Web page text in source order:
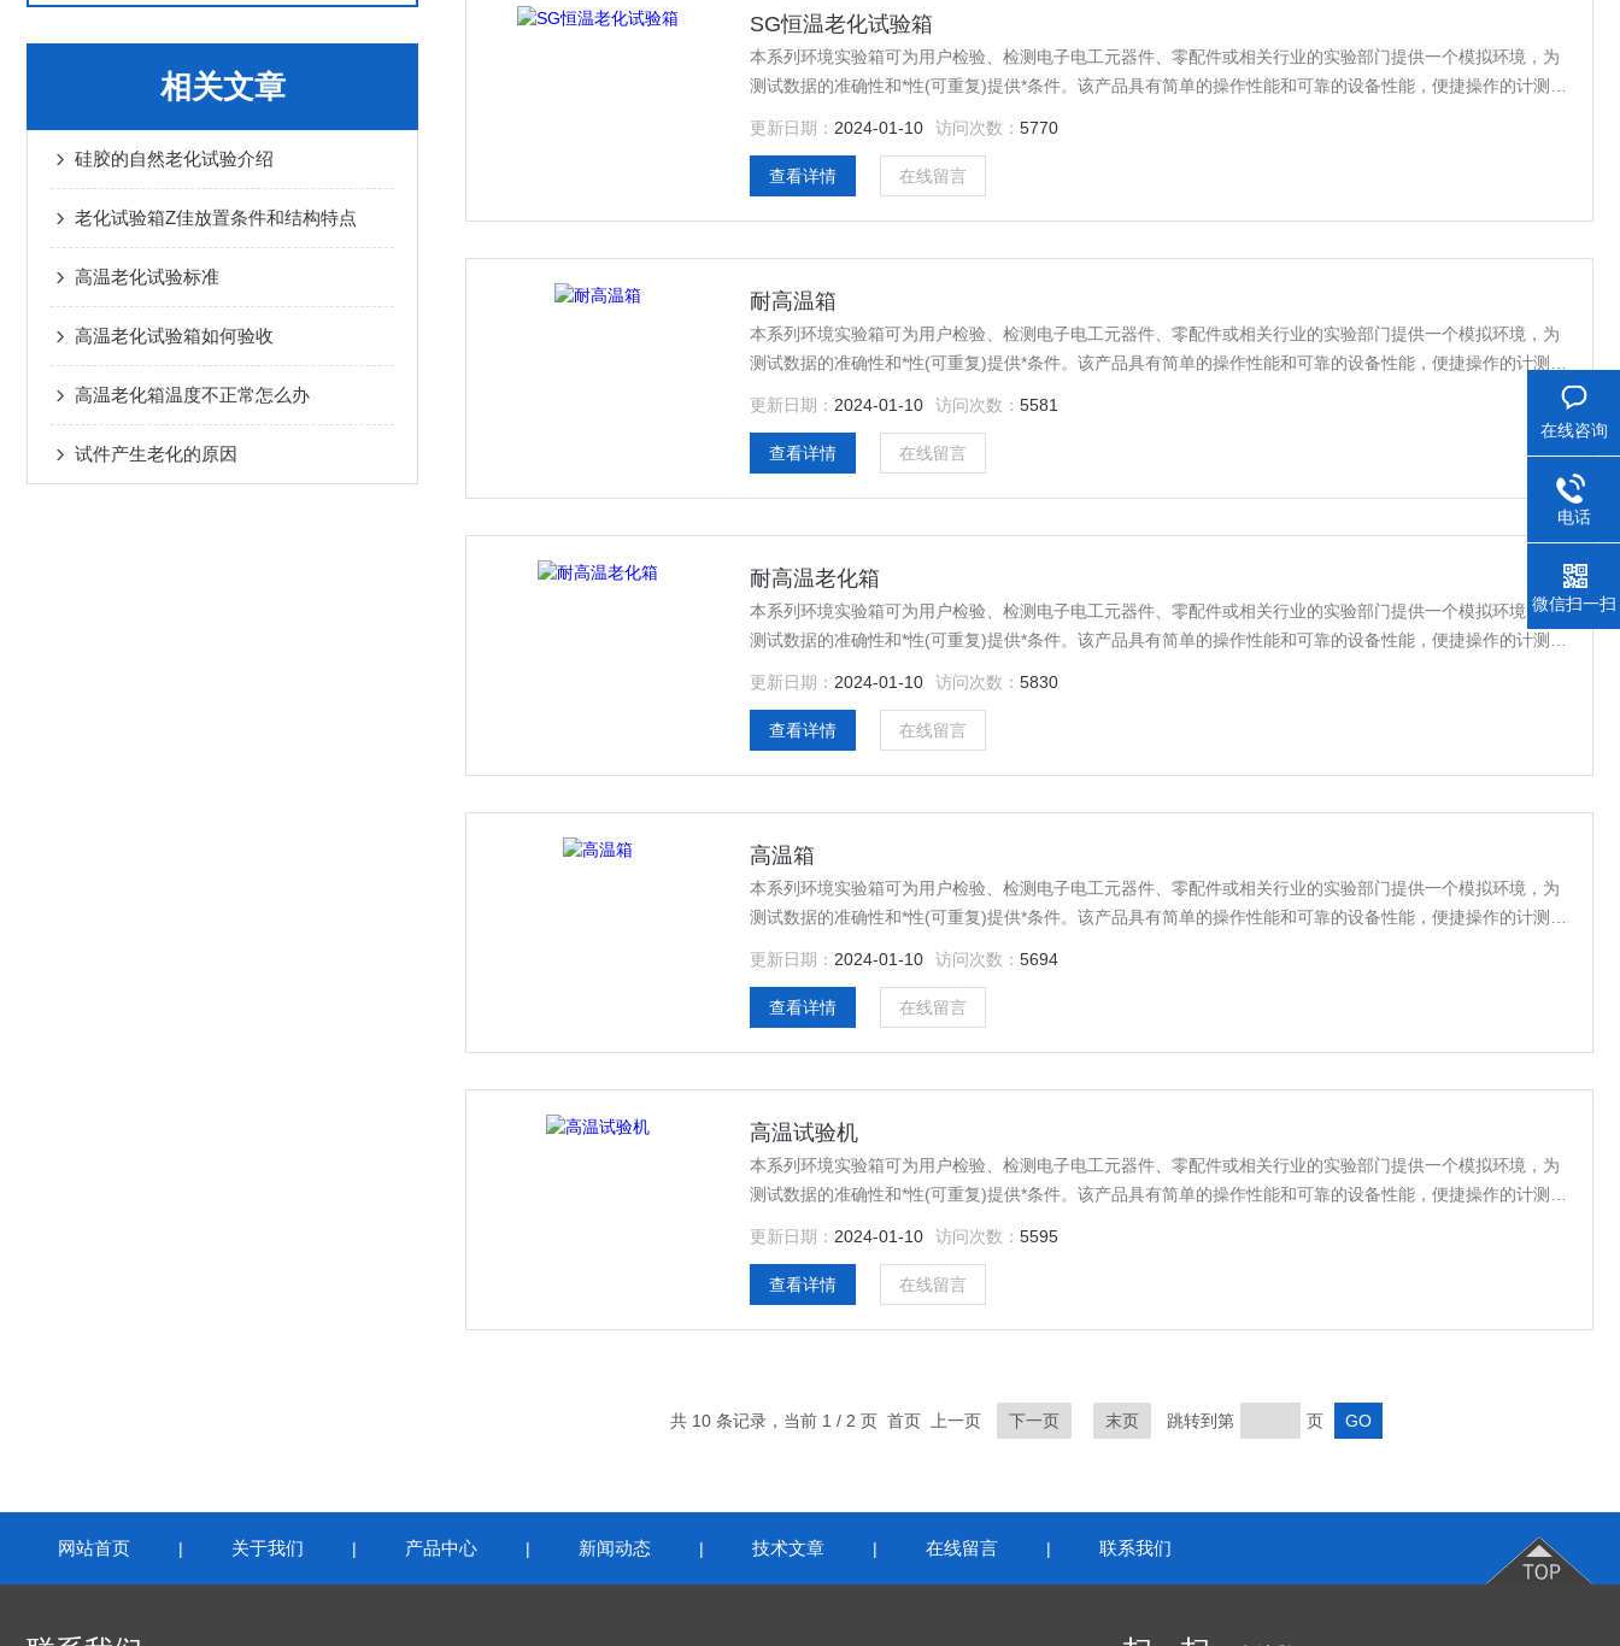
相关文章
硅胶的自然老化试验介绍
老化试验箱Z佳放置条件和结构特点
高温老化试验标准
高温老化试验箱如何验收
高温老化箱温度不正常怎么办
试件产生老化的原因
SG恒温老化试验箱
本系列环境实验箱可为用户检验、检测电子电工元器件、零配件或相关行业的实验部门提供一个模拟环境，为
测试数据的准确性和*性(可重复)提供*条件。该产品具有简单的操作性能和可靠的设备性能，便捷操作的计测装
更新日期： 2024-01-10 访问次数： 5770
查看详情 在线留言
耐高温箱
本系列环境实验箱可为用户检验、检测电子电工元器件、零配件或相关行业的实验部门提供一个模拟环境，为
测试数据的准确性和*性(可重复)提供*条件。该产品具有简单的操作性能和可靠的设备性能，便捷操作的计测装
更新日期： 2024-01-10 访问次数： 5581
查看详情 在线留言
耐高温老化箱
本系列环境实验箱可为用户检验、检测电子电工元器件、零配件或相关行业的实验部门提供一个模拟环境，为
测试数据的准确性和*性(可重复)提供*条件。该产品具有简单的操作性能和可靠的设备性能，便捷操作的计测装
更新日期： 2024-01-10 访问次数： 5830
查看详情 在线留言
高温箱
本系列环境实验箱可为用户检验、检测电子电工元器件、零配件或相关行业的实验部门提供一个模拟环境，为
测试数据的准确性和*性(可重复)提供*条件。该产品具有简单的操作性能和可靠的设备性能，便捷操作的计测装
更新日期： 2024-01-10 访问次数： 5694
查看详情 在线留言
高温试验机
本系列环境实验箱可为用户检验、检测电子电工元器件、零配件或相关行业的实验部门提供一个模拟环境，为
测试数据的准确性和*性(可重复)提供*条件。该产品具有简单的操作性能和可靠的设备性能，便捷操作的计测装
更新日期： 2024-01-10 访问次数： 5595
查看详情 在线留言
共 10 条记录，当前 1 / 2 页 首页 上一页 下一页 末页 跳转到第 页
网站首页 | 关于我们 | 产品中心 | 新闻动态 | 技术文章 | 在线留言 | 联系我们
在线咨询
电话
微信扫一扫